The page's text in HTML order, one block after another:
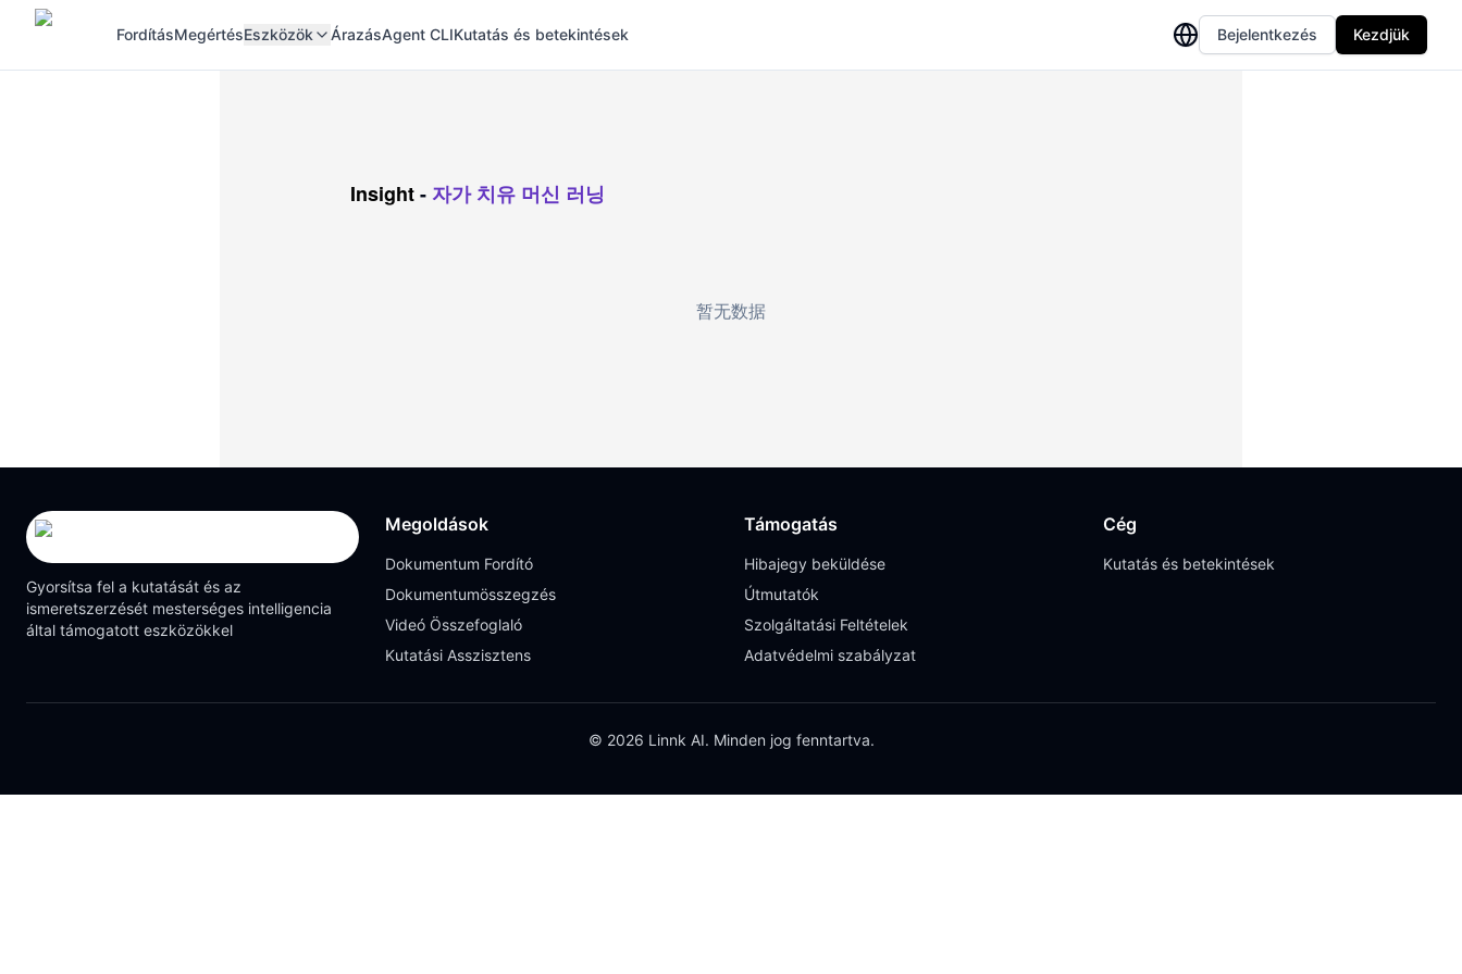
FordításMegértésEszközök ÁrazásAgent CLIKutatás és betekintések Bejelentkezés Kezdjük
Insight- 자가 치유 머신 러닝
暂无数据
Gyorsítsa fel a kutatását és az
ismeretszerzését mesterséges intelligencia
által támogatott eszközökkel
Megoldások
Dokumentum Fordító
Dokumentumösszegzés
Videó Összefoglaló
Kutatási Asszisztens
Támogatás
Hibajegy beküldése
Útmutatók
Szolgáltatási Feltételek
Adatvédelmi szabályzat
Cég
Kutatás és betekintések
© 2026 Linnk AI. Minden jog fenntartva.